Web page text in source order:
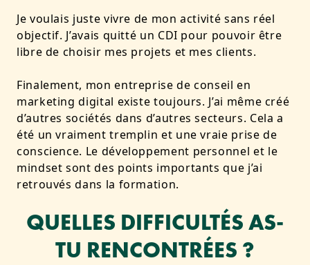
Je voulais juste vivre de mon activité sans réel
objectif. J’avais quitté un CDI pour pouvoir être
libre de choisir mes projets et mes clients.
Finalement, mon entreprise de conseil en
marketing digital existe toujours. J’ai même créé
d’autres sociétés dans d’autres secteurs. Cela a
été un vraiment tremplin et une vraie prise de
conscience. Le développement personnel et le
mindset sont des points importants que j’ai
retrouvés dans la formation.
QUELLES DIFFICULTÉS AS-
TU RENCONTRÉES ?